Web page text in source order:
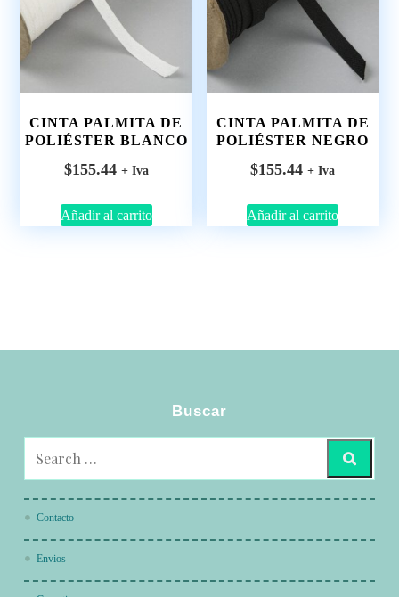
CINTA PALMITA DE
POLIÉSTER BLANCO
$155.44 + Iva
Añadir al carrito
CINTA PALMITA DE
POLIÉSTER NEGRO
$155.44 + Iva
Añadir al carrito
Buscar
Contacto
Envios